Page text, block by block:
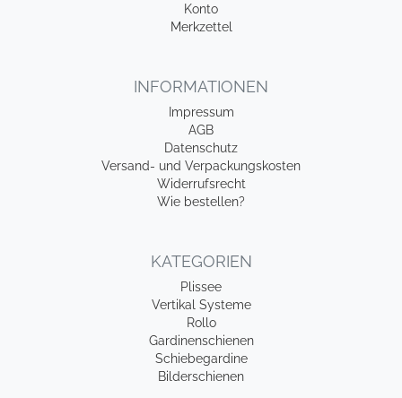
Konto
Merkzettel
INFORMATIONEN
Impressum
AGB
Datenschutz
Versand- und Verpackungskosten
Widerrufsrecht
Wie bestellen?
KATEGORIEN
Plissee
Vertikal Systeme
Rollo
Gardinenschienen
Schiebegardine
Bilderschienen